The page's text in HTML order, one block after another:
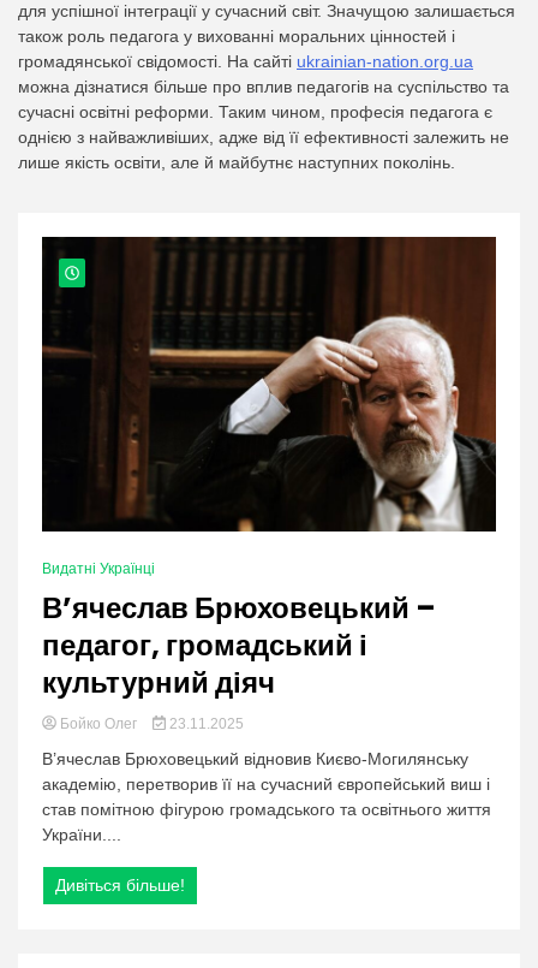
для успішної інтеграції у сучасний світ. Значущою залишається
також роль педагога у вихованні моральних цінностей і
громадянської свідомості. На сайті ukrainian-nation.org.ua
можна дізнатися більше про вплив педагогів на суспільство та
сучасні освітні реформи. Таким чином, професія педагога є
однією з найважливіших, адже від її ефективності залежить не
лише якість освіти, але й майбутнє наступних поколінь.
Видатні Українці
В’ячеслав Брюховецький –
педагог, громадський і
культурний діяч
Бойко Олег 23.11.2025
В’ячеслав Брюховецький відновив Києво-Могилянську
академію, перетворив її на сучасний європейський виш і
став помітною фігурою громадського та освітнього життя
України....
Дивіться більше!